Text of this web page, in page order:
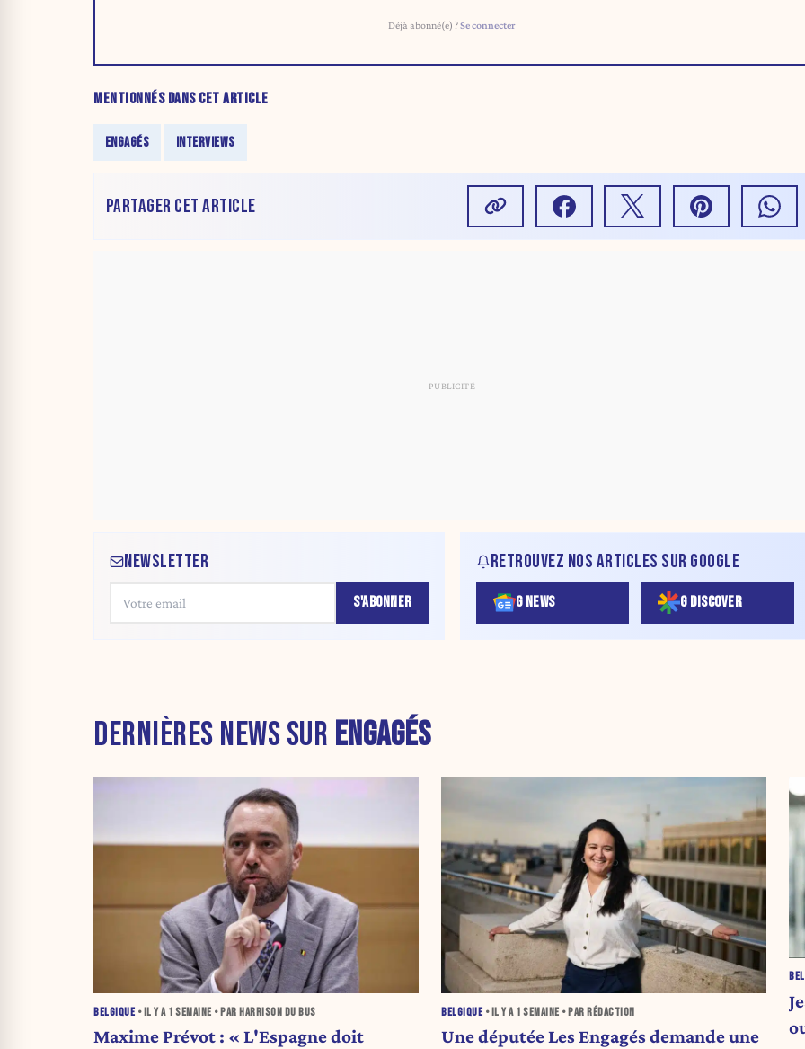
Déjà abonné(e) ?Se connecter
MENTIONNÉS DANS CET ARTICLE
ENGAGÉS INTERVIEWS
PARTAGER CET ARTICLE
NEWSLETTER
S'ABONNER
RETROUVEZ NOS ARTICLES SUR GOOGLE
G NEWS G DISCOVER
DERNIÈRES NEWS SUR ENGAGÉS
BELGIQUE • IL Y A 1 SEMAINE • PAR HARRISON DU BUS
Maxime Prévot : « L'Espagne doit
BELGIQUE • IL Y A 1 SEMAINE • PAR RÉDACTION
Une députée Les Engagés demande une